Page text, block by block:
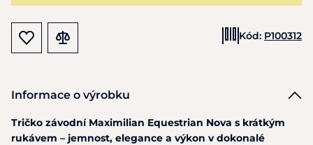
Kód: P100312
Informace o výrobku
Tričko závodní Maximilian Equestrian Nova s krátkým
rukávem – jemnost, elegance a výkon v dokonalé